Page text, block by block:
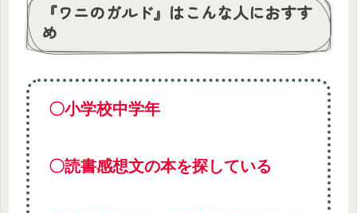
『ワニのガルド』はこんな人におすす
め
〇小学校中学年
〇読書感想文の本を探している